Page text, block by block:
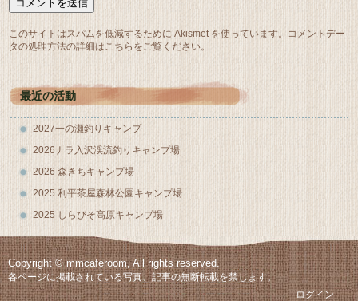
このサイトはスパムを低減するために Akismet を使っています。
コメントデー
タの処理方法の詳細はこちらをご覧ください。
最近の活動
2027一の瀬釣りキャンプ
2026ナラ入沢渓流釣りキャンプ場
2026 森きちキャンプ場
2025 利平茶屋森林公園キャンプ場
2025 しらびそ高原キャンプ場
Copyright © mmcaferoom, All rights reserved.
各ページに掲載されている写真、記事の無断転載を禁じます。
ログイン